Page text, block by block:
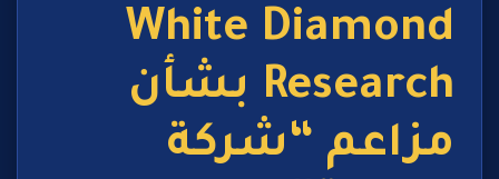
White Diamond
Research بشأن
مزاعم “شركة